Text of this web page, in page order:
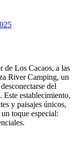
de Los Cacaos, a las
River Camping, un
del
establecimiento,
y paisajes únicos,
toque especial: